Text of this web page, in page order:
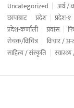
Uncategorized अर्थ /
छापाबाट
प्रदेश प्रदेश-१
प्रदेश-कर्णाली
प्रवास
रोचक/विचित्र
विचार /
साहित्य / संस्कृति